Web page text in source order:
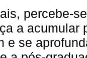
percebe-
a acumular
e se